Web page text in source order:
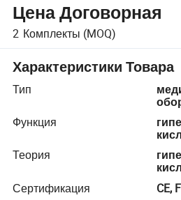
Цена Договорная
2 Комплекты (MOQ)
Характеристики Товара
Тип
Функция
Теория
Сертификация
CE,